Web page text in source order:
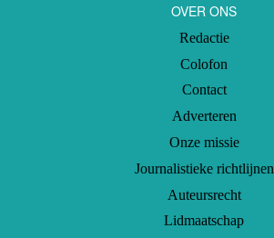
OVER ONS
Redactie
Colofon
Contact
Adverteren
Onze missie
Journalistieke richtlijnen
Auteursrecht
Lidmaatschap